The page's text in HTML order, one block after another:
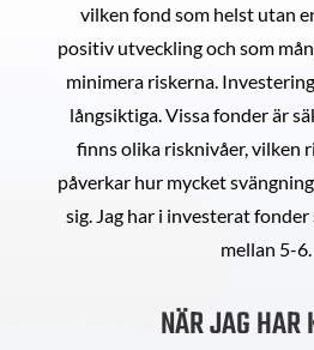
vilken fond som helst utan
positiv utveckling och som
minimera riskerna.
långsiktiga. Vissa fonder är
finns olika risknivåer, vilken
påverkar hur mycket
sig. Jag har i investerat
mellan 5-6.
NÄR JAG HAR